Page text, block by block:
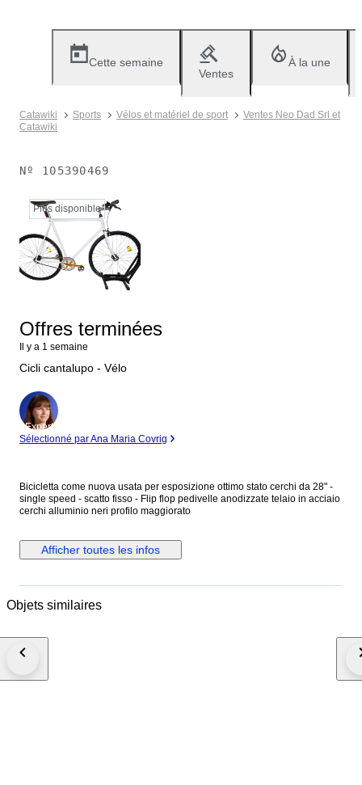
Cette semaine
Ventes
À la une
Catawiki Sports Vélos et matériel de sport
Ventes Neo Dad Srl et
Catawiki
Nº 105390469
Plus disponible
Offres terminées
Il y a 1 semaine
Cicli cantalupo - Vélo
Expert
Sélectionné par Ana Maria Covrig
Bicicletta come nuova usata per esposizione ottimo stato cerchi da 28" -
single speed - scatto fisso - Flip flop pedivelle anodizzate telaio in acciaio
cerchi alluminio neri profilo maggiorato
Afficher toutes les infos
Objets similaires